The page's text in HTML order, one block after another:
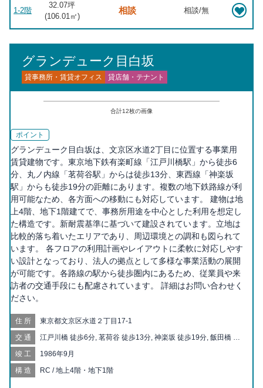
1-2階
32.07坪
(106.01㎡)
相談 相談/無
グランデューク目白坂
貸事務所・賃貸オフィス 貸店舗・テナント
合計12枚の画像
ポイント
グランデューク目白坂は、文京区水道2丁目に位置する事業用
賃貸建物です。東京地下鉄有楽町線「江戸川橋駅」から徒歩6
分、丸ノ内線「茗荷谷駅」からは徒歩13分、東西線「神楽坂
駅」からも徒歩19分の距離にあります。複数の地下鉄路線が利
用可能なため、各方面への移動にも対応しています。 建物は地
上4階、地下1階建てで、事務所用途を中心とした利用を想定し
た構造です。新耐震基準に基づいて建設されています。立地は
比較的落ち着いたエリアであり、周辺環境との調和も図られて
います。 各フロアの利用計画やレイアウトに柔軟に対応しやす
い設計となっており、法人の拠点として多様な事業活動の展開
が可能です。各路線の駅から徒歩圏内にあるため、従業員や来
訪者の交通手段にも配慮されています。 詳細はお問い合わせく
ださい。
住所 東京都文京区水道２丁目17-1
交通
江戸川橋 徒歩6分, 茗荷谷 徒歩13分, 神楽坂 徒歩19分, 飯田橋 徒
護国寺 徒歩17分, 早稲田 徒歩19分, 水道橋 徒歩20分
竣工 1986年9月
構造 RC / 地上4階・地下1階